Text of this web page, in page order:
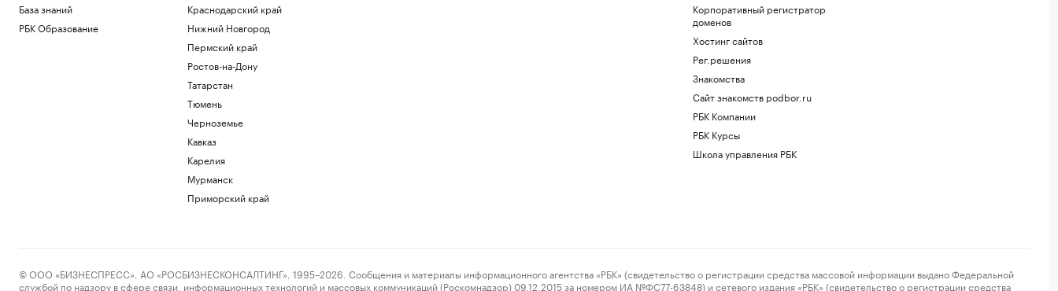
База знаний
РБК Образование
Краснодарский край
Нижний Новгород
Пермский край
Ростов-на-Дону
Татарстан
Тюмень
Черноземье
Кавказ
Карелия
Мурманск
Приморский край
Корпоративный регистратор
доменов
Хостинг сайтов
Рег.решения
Знакомства
Сайт знакомств podbor.ru
РБК Компании
РБК Курсы
Школа управления РБК
© ООО «БИЗНЕСПРЕСС», АО «РОСБИЗНЕСКОНСАЛТИНГ», 1995–2026. Сообщения и материалы информационного агентства «РБК» (свидетельство о регистрации средства массовой информации выдано Федеральной
службой по надзору в сфере связи, информационных технологий и массовых коммуникаций (Роскомнадзор) 09.12.2015 за номером ИА №ФС77-63848) и сетевого издания «РБК» (свидетельство о регистрации средства